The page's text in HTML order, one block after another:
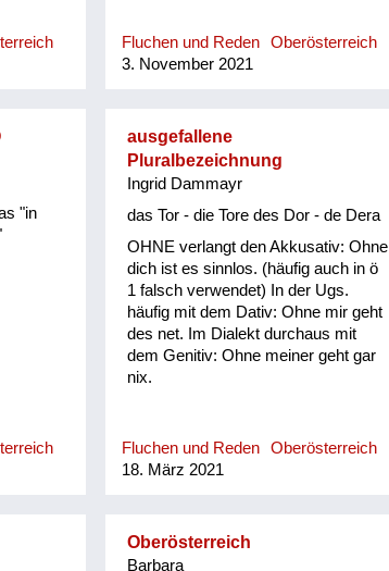
Fluchen und Reden
Oberösterreich
3. November 2021
"in
ausgefallene
Pluralbezeichnung
Ingrid Dammayr
das Tor - die Tore des Dor - de Dera
OHNE verlangt den Akkusativ: Ohne
dich ist es sinnlos. (häufig auch in ö
1 falsch verwendet) In der Ugs.
häufig mit dem Dativ: Ohne mir geht
des net. Im Dialekt durchaus mit
dem Genitiv: Ohne meiner geht gar
nix.
Fluchen und Reden
Oberösterreich
18. März 2021
Oberösterreich
Barbara